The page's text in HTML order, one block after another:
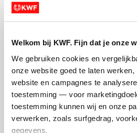
Welkom bij KWF. Fijn dat je onze
We gebruiken cookies en
onze website goed te laten
website en campagnes te
toestemming — voor
toestemming kunnen wij en onze
verwerken, zoals surfgedrag,
gegevens.